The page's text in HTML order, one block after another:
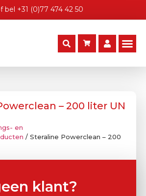
bel +31 (0)77 474 42 50
– 200 liter UN
en
/ Steraline Powerclean – 200
klant?